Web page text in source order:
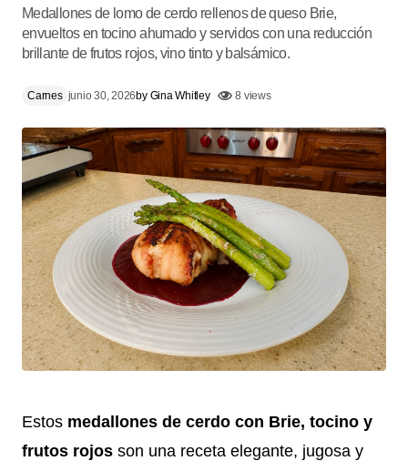
Medallones de lomo de cerdo rellenos de queso Brie,
envueltos en tocino ahumado y servidos con una reducción
brillante de frutos rojos, vino tinto y balsámico.
Carnes junio 30, 2026by Gina Whitley 8 views
Estos medallones de cerdo con Brie, tocino y
frutos rojos son una receta elegante, jugosa y